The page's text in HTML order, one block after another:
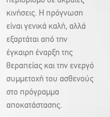
κινήσεις. Η πρόγνωση
είναι γενικά καλή, αλλά
εξαρτάται από την
έγκαιρη έναρξη της
θεραπείας και την ενεργό
συμμετοχή του ασθενούς
στο πρόγραμμα
αποκατάστασης.